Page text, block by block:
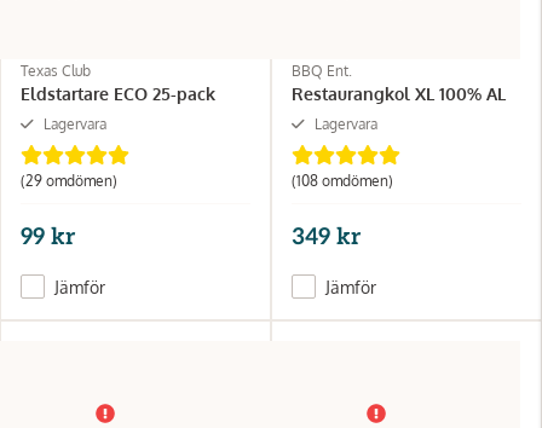
Texas Club
Eldstartare ECO 25-pack
Lagervara
(29 omdömen)
99 kr
Jämför
BBQ Ent.
Restaurangkol XL 100% AL
Lagervara
(108 omdömen)
349 kr
Jämför